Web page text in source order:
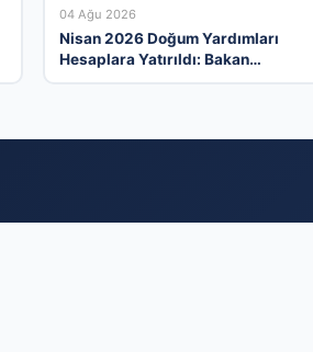
04 Ağu 2026
Nisan 2026 Doğum Yardımları
Hesaplara Yatırıldı: Bakan